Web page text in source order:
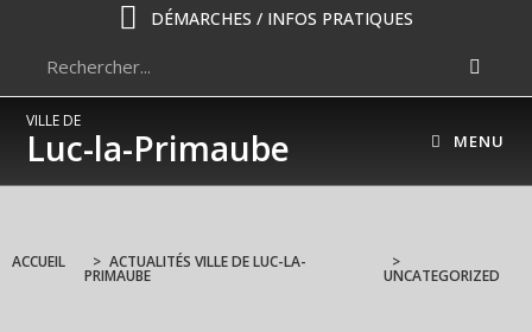
DÉMARCHES / INFOS PRATIQUES
VILLE DE
Luc-la-Primaube MENU
ACCUEIL > ACTUALITÉS VILLE DE LUC-LA-
PRIMAUBE
>
UNCATEGORIZED